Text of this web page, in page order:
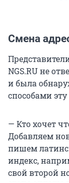
Смена
NGS.RU не
и была
способами
— Кто хочет
Добавляем
пишем
индекс,
свой второй